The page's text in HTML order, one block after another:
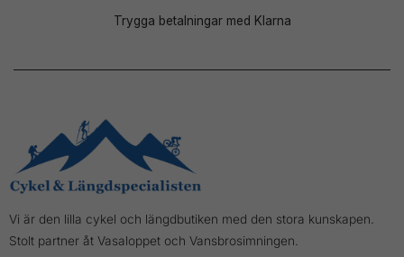
Trygga betalningar med Klarna
Vi är den lilla cykel och längdbutiken med den stora kunskapen.
Stolt partner åt Vasaloppet och Vansbrosimningen.